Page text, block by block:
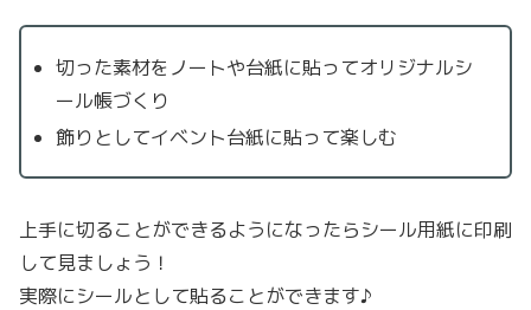
切った素材をノートや台紙に貼ってオリジナルシ
ール帳づくり
飾りとしてイベント台紙に貼って楽しむ
上手に切ることができるようになったらシール用紙に印刷
して見ましょう！
実際にシールとして貼ることができます♪